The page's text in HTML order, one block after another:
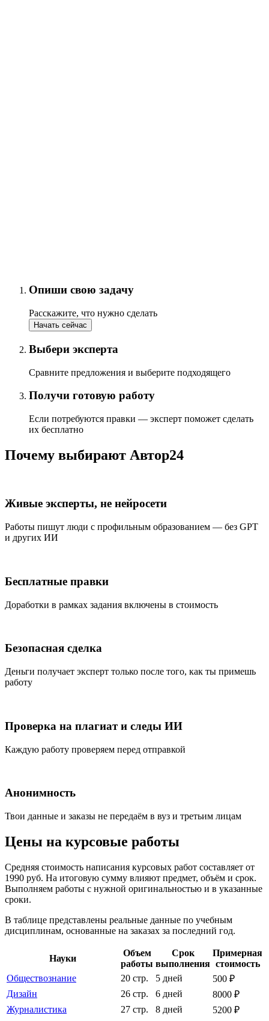
Опиши свою задачу
Расскажите, что нужно сделать
Начать сейчас
Выбери эксперта
Сравните предложения и выберите подходящего
Получи готовую работу
Если потребуются правки — эксперт поможет сделать
их бесплатно
Почему выбирают Автор24
Живые эксперты, не нейросети
Работы пишут люди с профильным образованием — без GPT
и других ИИ
Бесплатные правки
Доработки в рамках задания включены в стоимость
Безопасная сделка
Деньги получает эксперт только после того, как ты примешь
работу
Проверка на плагиат и следы ИИ
Каждую работу проверяем перед отправкой
Анонимность
Твои данные и заказы не передаём в вуз и третьим лицам
Цены на курсовые работы
Средняя стоимость написания курсовых работ составляет от
1990 руб. На итоговую сумму влияют предмет, объём и срок.
Выполняем работы с нужной оригинальностью и в указанные
сроки.
В таблице представлены реальные данные по учебным
дисциплинам, основанные на заказах за последний год.
Науки
Объем
работы
Срок
выполнения
Примерная
стоимость
Обществознание
20 стр. 5 дней
500 ₽
Дизайн
26 стр. 6 дней
8000 ₽
Журналистика
27 стр. 8 дней
5200 ₽